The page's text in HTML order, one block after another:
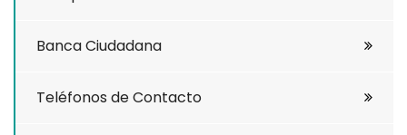
Banca Ciudadana
Teléfonos de Contacto